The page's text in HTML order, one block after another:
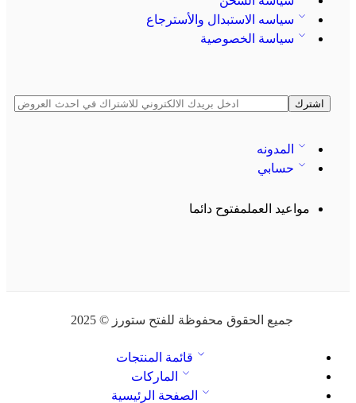
سياسه الاستبدال والأسترجاع
سياسة الخصوصية
المدونه
حسابي
مواعيد العملمفتوح دائما
جميع الحقوق محفوظة للفتح ستورز © 2025
قائمة المنتجات
الماركات
الصفحة الرئيسية